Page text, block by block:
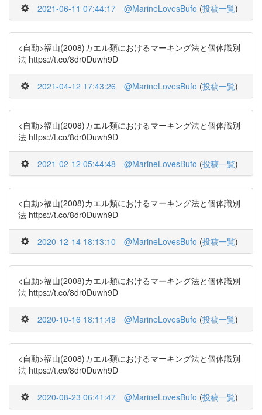
2021-06-11 07:44:17 @MarineLovesBufo (投稿一覧)
<自動>福山(2008)カエル類におけるマーキング法と個体識別
法 https://t.co/8dr0Duwh9D
2021-04-12 17:43:26 @MarineLovesBufo (投稿一覧)
<自動>福山(2008)カエル類におけるマーキング法と個体識別
法 https://t.co/8dr0Duwh9D
2021-02-12 05:44:48 @MarineLovesBufo (投稿一覧)
<自動>福山(2008)カエル類におけるマーキング法と個体識別
法 https://t.co/8dr0Duwh9D
2020-12-14 18:13:10 @MarineLovesBufo (投稿一覧)
<自動>福山(2008)カエル類におけるマーキング法と個体識別
法 https://t.co/8dr0Duwh9D
2020-10-16 18:11:48 @MarineLovesBufo (投稿一覧)
<自動>福山(2008)カエル類におけるマーキング法と個体識別
法 https://t.co/8dr0Duwh9D
2020-08-23 06:41:47 @MarineLovesBufo (投稿一覧)